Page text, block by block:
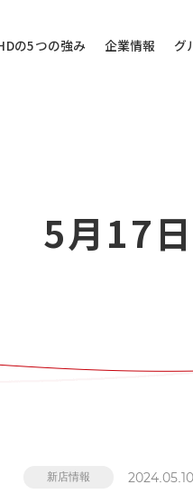
の5つの強み 企業情報 グ
るお問い合わせ
5月17
新店情報 2024.05.10